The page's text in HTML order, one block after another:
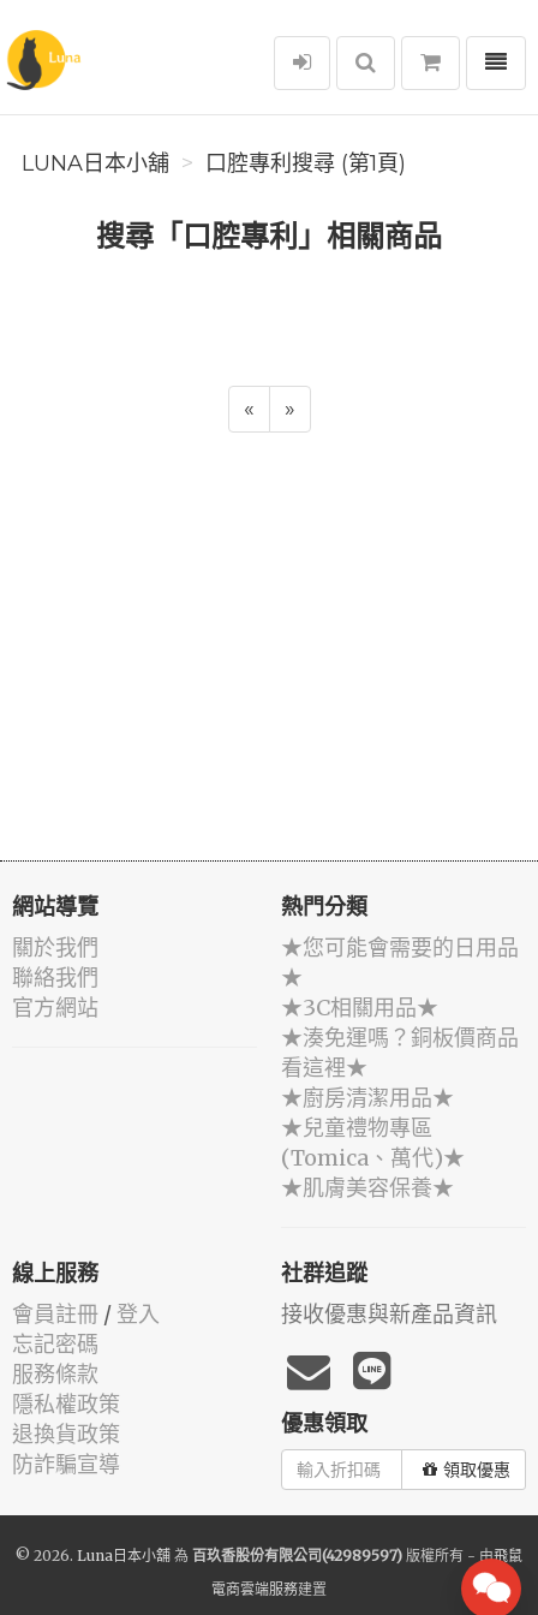
Luna日本小舖
選單
LUNA日本小舖 口腔專利搜尋 (第1頁)
搜尋「口腔專利」相關商品
« »
網站導覽
關於我們
聯絡我們
官方網站
熱門分類
★您可能會需要的日用品
★
★3C相關用品★
★湊免運嗎？銅板價商品
看這裡★
★廚房清潔用品★
★兒童禮物專區
(Tomica、萬代)★
★肌膚美容保養★
線上服務
會員註冊 / 登入
忘記密碼
服務條款
隱私權政策
退換貨政策
防詐騙宣導
社群追蹤
接收優惠與新產品資訊
優惠領取
領取優惠
© 2026. Luna日本小舖 為 百玖香股份有限公司(42989597) 版權所有 - 由飛鼠
電商雲端服務建置